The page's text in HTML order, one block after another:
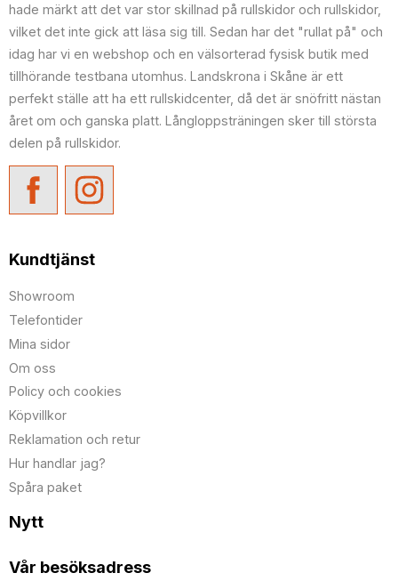
hade märkt att det var stor skillnad på rullskidor och rullskidor,
vilket det inte gick att läsa sig till. Sedan har det "rullat på" och
idag har vi en webshop och en välsorterad fysisk butik med
tillhörande testbana utomhus. Landskrona i Skåne är ett
perfekt ställe att ha ett rullskidcenter, då det är snöfritt nästan
året om och ganska platt. Långloppsträningen sker till största
delen på rullskidor.
Kundtjänst
Showroom
Telefontider
Mina sidor
Om oss
Policy och cookies
Köpvillkor
Reklamation och retur
Hur handlar jag?
Spåra paket
Nytt
Vår besöksadress